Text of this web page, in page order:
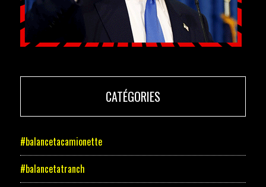
CATÉGORIES
#balancetacamionette
#balancetatranch